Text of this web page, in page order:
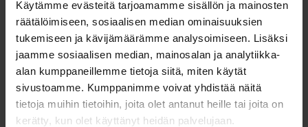
Käytämme evästeitä tarjoamamme sisällön ja mainosten
räätälöimiseen, sosiaalisen median ominaisuuksien
tukemiseen ja kävijämäärämme analysoimiseen. Lisäksi
jaamme sosiaalisen median, mainosalan ja analytiikka-
alan kumppaneillemme tietoja siitä, miten käytät
sivustoamme. Kumppanimme voivat yhdistää näitä
tietoja muihin tietoihin, joita olet antanut heille tai joita on
kerätty, kun olet käyttänyt heidän palvelujaan.
Useimmat vastaanottimet
etsivät kanavat automaattisesti. Kuluttajan
tulee vain käynnistää kanavahaku.
Jotkin vastaanottimet saattavat vaatia
tehdasasetusten palauttamisen ennen